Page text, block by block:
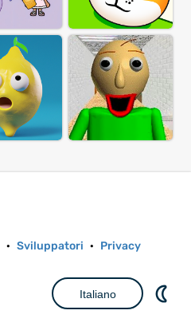
· Sviluppatori · Privacy
Italiano